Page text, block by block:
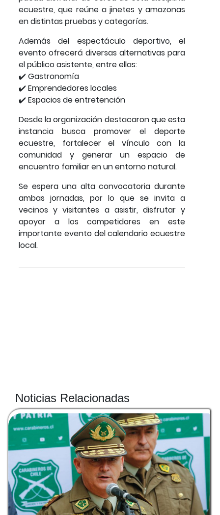
ecuestre, que reúne a jinetes y amazonas
en distintas pruebas y categorías.
Además del espectáculo deportivo, el
evento ofrecerá diversas alternativas para
el público asistente, entre ellas:
✔️ Gastronomía
✔️ Emprendedores locales
✔️ Espacios de entretención
Desde la organización destacaron que esta
instancia busca promover el deporte
ecuestre, fortalecer el vínculo con la
comunidad y generar un espacio de
encuentro familiar en un entorno natural.
Se espera una alta convocatoria durante
ambas jornadas, por lo que se invita a
vecinos y visitantes a asistir, disfrutar y
apoyar a los competidores en este
importante evento del calendario ecuestre
local.
Noticias Relacionadas